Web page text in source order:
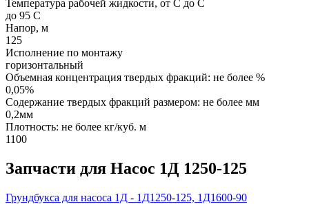
Температура рабочей жидкости, от С до С
до 95 С
Напор, м
125
Исполнение по монтажу
горизонтальный
Объемная концентрация твердых фракций: не более %
0,05%
Содержание твердых фракций размером: не более мм
0,2мм
Плотность: не более кг/куб. м
1100
Запчасти для Насос 1Д 1250-125
Грундбукса для насоса 1Д - 1Д1250-125, 1Д1600-90